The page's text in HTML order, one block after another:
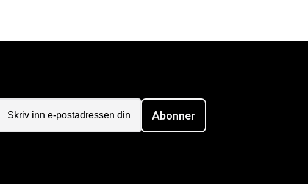
Abonner